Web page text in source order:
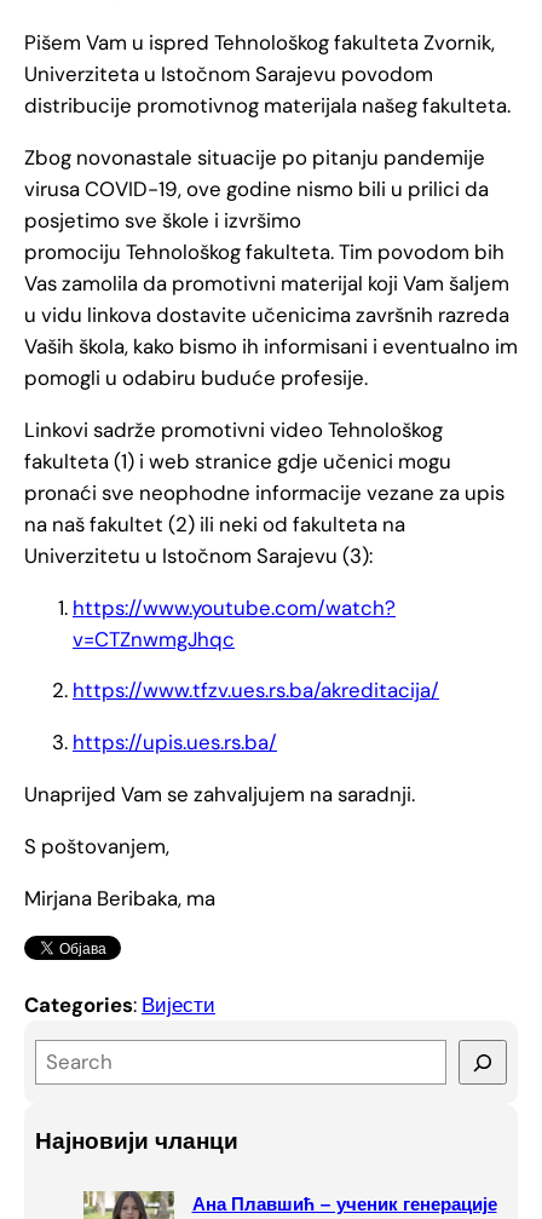
Pišem Vam u ispred Tehnološkog fakulteta Zvornik,
Univerziteta u Istočnom Sarajevu povodom
distribucije promotivnog materijala našeg fakulteta.
Zbog novonastale situacije po pitanju pandemije
virusa COVID-19, ove godine nismo bili u prilici da
posjetimo sve škole i izvršimo
promociju Tehnološkog fakulteta. Tim povodom bih
Vas zamolila da promotivni materijal koji Vam šaljem
u vidu linkova dostavite učenicima završnih razreda
Vaših škola, kako bismo ih informisani i eventualno im
pomogli u odabiru buduće profesije.
Linkovi sadrže promotivni video Tehnološkog
fakulteta (1) i web stranice gdje učenici mogu
pronaći sve neophodne informacije vezane za upis
na naš fakultet (2) ili neki od fakulteta na
Univerzitetu u Istočnom Sarajevu (3):
https://www.youtube.com/watch?
v=CTZnwmgJhqc
https://www.tfzv.ues.rs.ba/akreditacija/
https://upis.ues.rs.ba/
Unaprijed Vam se zahvaljujem na saradnji.
S poštovanjem,
Mirjana Beribaka, ma
Categories: Вијести
e
rНајновији чланци
Ана Плавшић – ученик генерације